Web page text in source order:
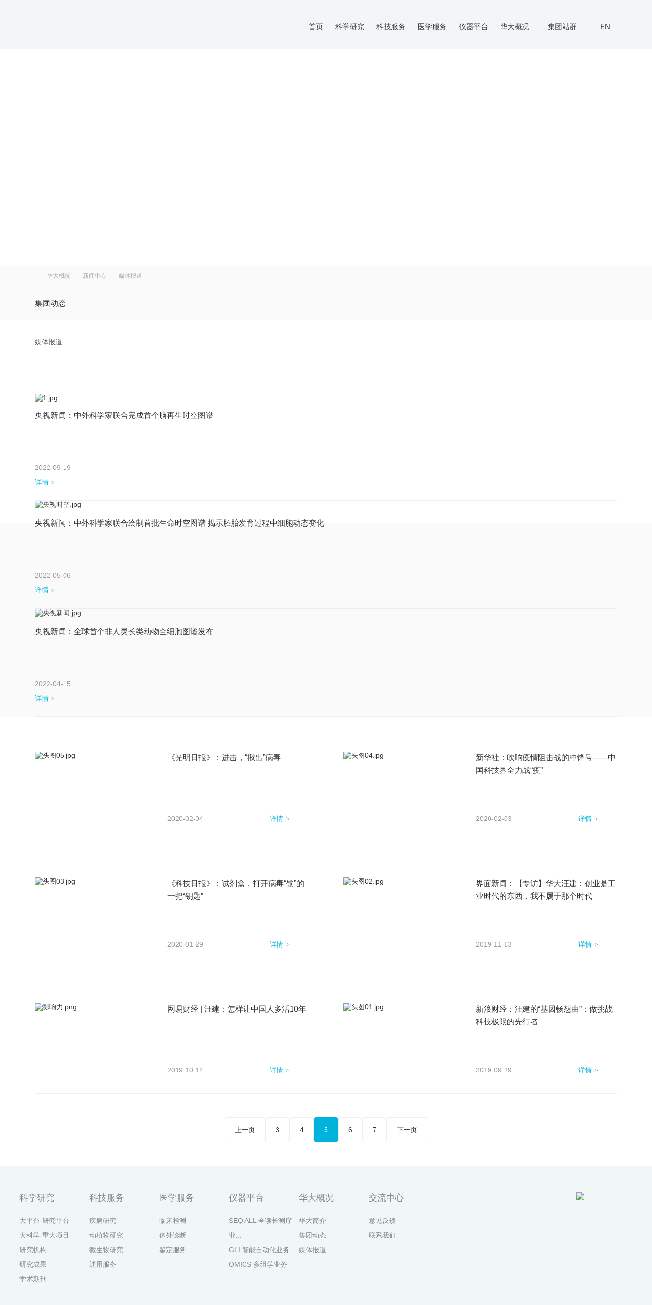
集团站群 EN
首页 科学研究 科技服务 医学服务 仪器平台 华大概况
华大概况 新闻中心 媒体报道
集团动态
媒体报道
媒体报道
央视新闻：中外科学家联合完成首个脑再生时空图谱
2022-09-19
详情
央视新闻：中外科学家联合绘制首批生命时空图谱 揭示胚胎发育过程中细胞动态变化
2022-05-06
详情
央视新闻：全球首个非人灵长类动物全细胞图谱发布
2022-04-15
详情
《光明日报》：进击，“揪出”病毒
2020-02-04 详情
新华社：吹响疫情阻击战的冲锋号——中
国科技界全力战“疫”
2020-02-03 详情
《科技日报》：试剂盒，打开病毒“锁”的
一把“钥匙”
2020-01-29 详情
界面新闻：【专访】华大汪建：创业是工
业时代的东西，我不属于那个时代
2019-11-13 详情
网易财经 | 汪建：怎样让中国人多活10年
2019-10-14 详情
新浪财经：汪建的“基因畅想曲”：做挑战
科技极限的先行者
2019-09-29 详情
上一页 3 4 5 6 7 下一页
科学研究
大平台-研究平台
大科学-重大项目
研究机构
研究成果
学术期刊
科技服务
疾病研究
动植物研究
微生物研究
通用服务
医学服务
临床检测
体外诊断
鉴定服务
仪器平台
SEQ ALL 全读长测序
业...
GLI 智能自动化业务
OMICS 多组学业务
华大概况
华大简介
集团动态
媒体报道
交流中心
意见反馈
联系我们